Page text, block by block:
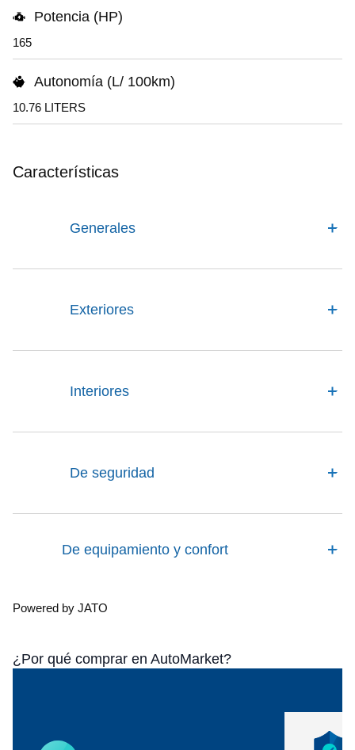
Potencia (HP)
165
Autonomía (L/ 100km)
10.76 LITERS
Características
Generales
Exteriores
Interiores
De seguridad
De equipamiento y confort
Powered by JATO
¿Por qué comprar en AutoMarket?